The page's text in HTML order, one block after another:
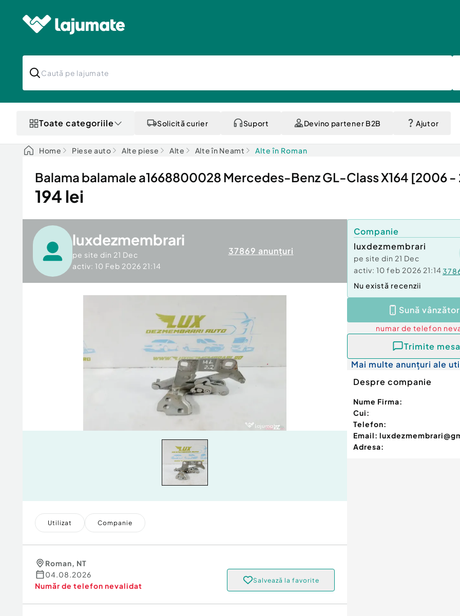
Toate categoriile Solicită curier Suport Devino partener B2B Ajutor
Home Piese auto Alte piese Alte Alte în Neamt Alte în Roman
Balama balamale a1668800028 Mercedes-Benz GL-Class X164 [2006
194 lei
luxdezmembrari
pe site din 21 Dec
activ: 10 Feb 2026 21:14
37869 anunțuri
Utilizat Companie
Roman, NT
04.08.2026
Număr de telefon nevalidat
Salvează la favorite
Companie
luxdezmembrari
pe site din 21 Dec
activ: 10 feb 2026 21:14
Nu există recenzii
Sună
numar de telefon
Trimite
Mai multe anunțuri ale
Despre companie
Nume Firma:
Cui:
Telefon:
Email:
Adresa: